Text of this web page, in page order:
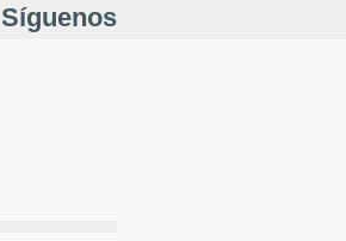
Síguenos